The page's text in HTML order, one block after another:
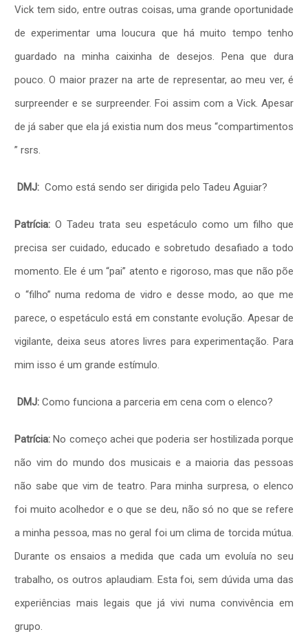
Vick tem sido, entre outras coisas, uma grande oportunidade
de experimentar uma loucura que há muito tempo tenho
guardado na minha caixinha de desejos. Pena que dura
pouco. O maior prazer na arte de representar, ao meu ver, é
surpreender e se surpreender. Foi assim com a Vick. Apesar
de já saber que ela já existia num dos meus “compartimentos
” rsrs.
DMJ: Como está sendo ser dirigida pelo Tadeu Aguiar?
Patrícia: O Tadeu trata seu espetáculo como um filho que
precisa ser cuidado, educado e sobretudo desafiado a todo
momento. Ele é um “pai” atento e rigoroso, mas que não põe
o “filho” numa redoma de vidro e desse modo, ao que me
parece, o espetáculo está em constante evolução. Apesar de
vigilante, deixa seus atores livres para experimentação. Para
mim isso é um grande estímulo.
DMJ: Como funciona a parceria em cena com o elenco?
Patrícia: No começo achei que poderia ser hostilizada porque
não vim do mundo dos musicais e a maioria das pessoas
não sabe que vim de teatro. Para minha surpresa, o elenco
foi muito acolhedor e o que se deu, não só no que se refere
a minha pessoa, mas no geral foi um clima de torcida mútua.
Durante os ensaios a medida que cada um evoluía no seu
trabalho, os outros aplaudiam. Esta foi, sem dúvida uma das
experiências mais legais que já vivi numa convivência em
grupo.